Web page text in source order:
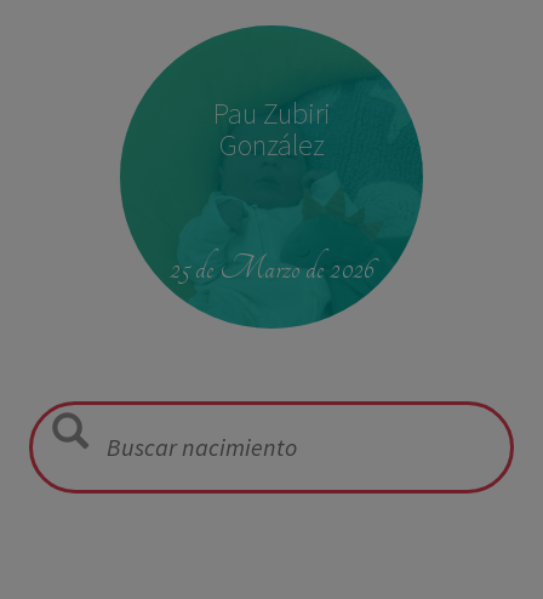
Pau Zubiri
González
25 de Marzo de 2026